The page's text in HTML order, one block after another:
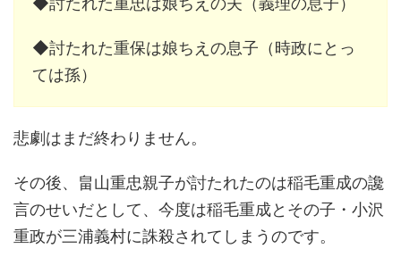
◆討たれた重保は娘ちえの息子（時政にとっ
ては孫）
悲劇はまだ終わりません。
その後、畠山重忠親子が討たれたのは稲毛重成の讒
言のせいだとして、今度は稲毛重成とその子・小沢
重政が三浦義村に誅殺されてしまうのです。